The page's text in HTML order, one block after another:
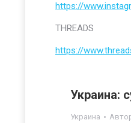
https://
THREADS
https://
Украина:
Украина